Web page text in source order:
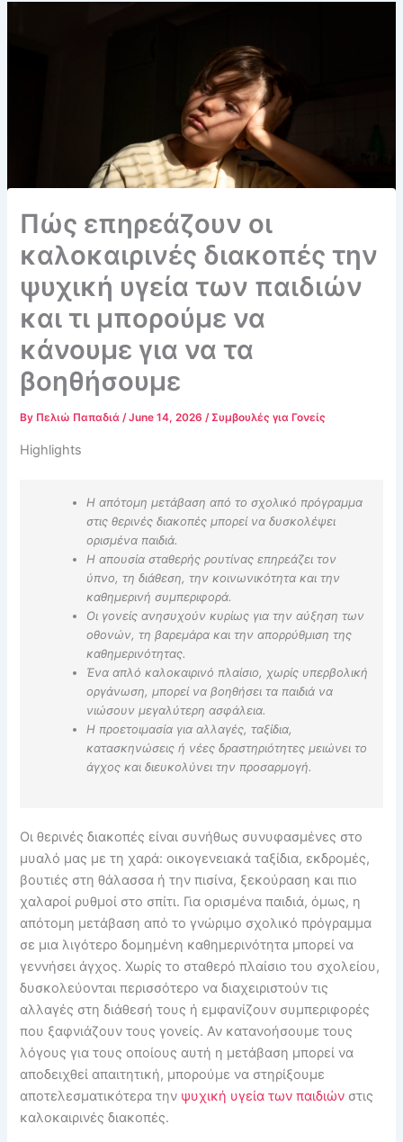
Πώς επηρεάζουν οι
καλοκαιρινές διακοπές την
ψυχική υγεία των παιδιών
και τι μπορούμε να
κάνουμε για να τα
βοηθήσουμε
By Πελιώ Παπαδιά/June 14, 2026/Συμβουλές για Γονείς
Highlights
Η απότομη μετάβαση από το σχολικό πρόγραμμα
στις θερινές διακοπές μπορεί να δυσκολέψει
ορισμένα παιδιά.
Η απουσία σταθερής ρουτίνας επηρεάζει τον
ύπνο, τη διάθεση, την κοινωνικότητα και την
καθημερινή συμπεριφορά.
Οι γονείς ανησυχούν κυρίως για την αύξηση των
οθονών, τη βαρεμάρα και την απορρύθμιση της
καθημερινότητας.
Ένα απλό καλοκαιρινό πλαίσιο, χωρίς υπερβολική
οργάνωση, μπορεί να βοηθήσει τα παιδιά να
νιώσουν μεγαλύτερη ασφάλεια.
Η προετοιμασία για αλλαγές, ταξίδια,
κατασκηνώσεις ή νέες δραστηριότητες μειώνει το
άγχος και διευκολύνει την προσαρμογή.
Οι θερινές διακοπές είναι συνήθως συνυφασμένες στο
μυαλό μας με τη χαρά: οικογενειακά ταξίδια, εκδρομές,
βουτιές στη θάλασσα ή την πισίνα, ξεκούραση και πιο
χαλαροί ρυθμοί στο σπίτι. Για ορισμένα παιδιά, όμως, η
απότομη μετάβαση από το γνώριμο σχολικό πρόγραμμα
σε μια λιγότερο δομημένη καθημερινότητα μπορεί να
γεννήσει άγχος. Χωρίς το σταθερό πλαίσιο του σχολείου,
δυσκολεύονται περισσότερο να διαχειριστούν τις
αλλαγές στη διάθεσή τους ή εμφανίζουν συμπεριφορές
που ξαφνιάζουν τους γονείς. Αν κατανοήσουμε τους
λόγους για τους οποίους αυτή η μετάβαση μπορεί να
αποδειχθεί απαιτητική, μπορούμε να στηρίξουμε
αποτελεσματικότερα την ψυχική υγεία των παιδιών στις
καλοκαιρινές διακοπές.